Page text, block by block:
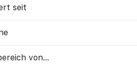
seit
von...